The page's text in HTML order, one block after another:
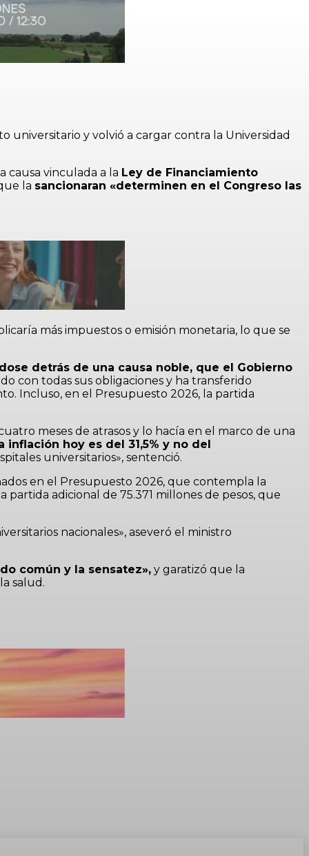
y volvió a cargar contra la Universidad
causa vinculada a la Ley de Financiamiento
la sancionaran «determinen en el Congreso las
más impuestos o emisión monetaria, lo que se
detrás de una causa noble, que el Gobierno
con todas sus obligaciones y ha transferido
Incluso, en el Presupuesto 2026, la partida
meses de atrasos y lo hacía en el marco de una
hoy es del 31,5% y no del
universitarios», sentenció.
en el Presupuesto 2026, que contempla la
adicional de 75.371 millones de pesos, que
nacionales», aseveró el ministro
común y la sensatez», y garatizó que la
salud.